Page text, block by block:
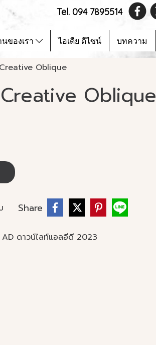
Tel. 094 7895514
ของเรา ไอเดีย ดีไซน์ บทความ
Oblique
Oblique
Share
AD ดาวน์ไลท์แอลอีดี 2023